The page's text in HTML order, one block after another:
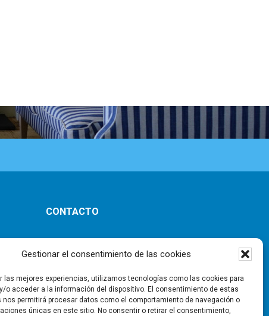
Gestionar el consentimiento de las cookies
las mejores experiencias, utilizamos tecnologías como las cookies para
o acceder a la información del dispositivo. El consentimiento de estas
nos permitirá procesar datos como el comportamiento de navegación o
únicas en este sitio. No consentir o retirar el consentimiento,
CONTACTO